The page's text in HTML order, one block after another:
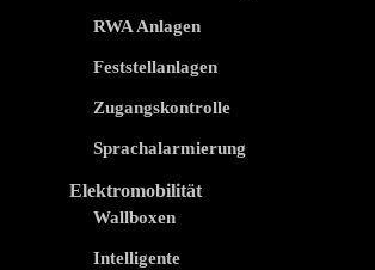
RWA Anlagen
Feststellanlagen
Zugangskontrolle
Sprachalarmierung
Elektromobilität
Wallboxen
Intelligente